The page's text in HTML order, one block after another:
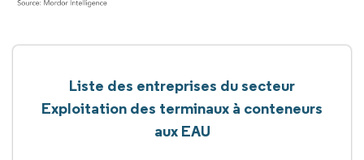
Liste des entreprises du secteur
Exploitation des terminaux à conteneurs
aux EAU